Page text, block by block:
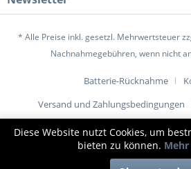
* Alle Preise inkl. gesetzl. Mehrwertsteuer
Nachnahmegebühren, wenn nicht
Batterie-Rücknahme
Versand und Zahlungsbedingungen
Datenschutz
AGB
© www.1001-
Diese Website nutzt Cookies, um
bieten zu können.